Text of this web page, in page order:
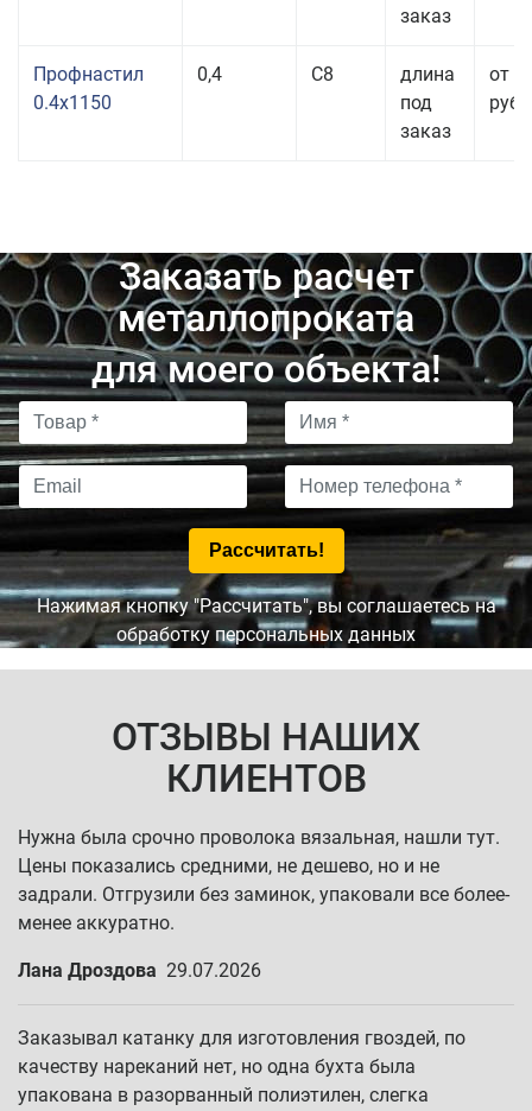
заказ
Профнастил
0.4x1150
0,4 С8
длина
под
заказ
от
руб.
Заказать расчет
металлопроката
для моего объекта!
Нажимая кнопку "Рассчитать", вы соглашаетесь на
обработку персональных данных
ОТЗЫВЫ НАШИХ
КЛИЕНТОВ
Нужна была срочно проволока вязальная, нашли тут.
Цены показались средними, не дешево, но и не
задрали. Отгрузили без заминок, упаковали все более-
менее аккуратно.
Лана Дроздова 29.07.2026
Заказывал катанку для изготовления гвоздей, по
качеству нареканий нет, но одна бухта была
упакована в разорванный полиэтилен, слегка